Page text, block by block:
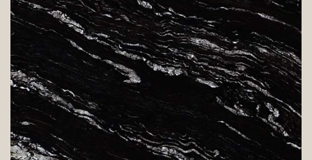
Proyectos
Aplicaciones
Profesionales